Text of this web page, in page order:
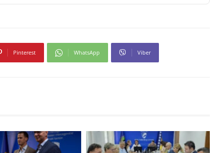
Pinterest WhatsApp Viber